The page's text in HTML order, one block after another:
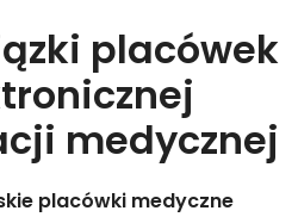
placówek
medycznej
placówki medyczne